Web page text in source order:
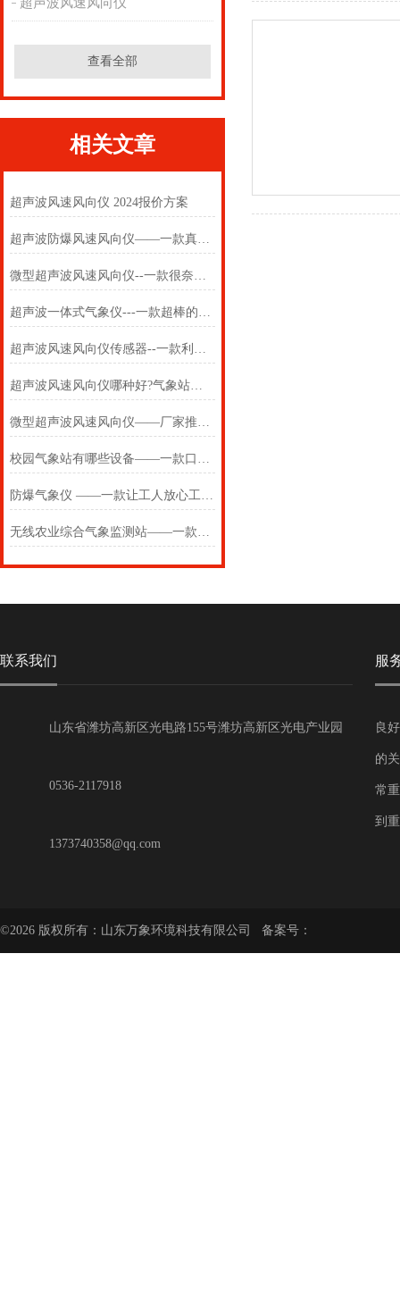
查看全部
相关文章
超声波风速风向仪 2024报价方案
超声波防爆风速风向仪——一款真防爆的防爆型超声波风速风向仪
微型超声波风速风向仪--一款很奈斯超声波式风速风向仪@2022已更新
超声波一体式气象仪---一款超棒的超声波风速风向仪传感器
超声波风速风向仪传感器--一款利用超声波原理测量的风速风向仪
超声波风速风向仪哪种好?气象站风向监测设备还得是万象
微型超声波风速风向仪——厂家推荐靠谱的超声波一体化微气象传感器
校园气象站有哪些设备——一款口口相传的中学气象站配置清单
防爆气象仪 ——一款让工人放心工作的一体化防爆气象仪2024万象环境
无线农业综合气象监测站——一款心心念念的无线农业综合气象监测站
联系我们
山东省潍坊高新区光电路155号潍坊高新区光电产业园
0536-2117918
1373740358@qq.com
服
良
的
常
到
©2026 版权所有：山东万象环境科技有限公司 备案号：